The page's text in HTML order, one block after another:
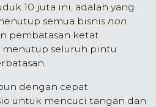
10 juta ini, adalah yang
semua bisnis non
pembatasan ketat
menutup seluruh pintu
dengan cepat
untuk mencuci tangan dan